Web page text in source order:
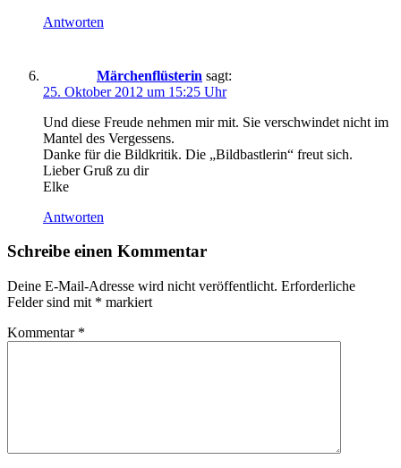
Antworten
Märchenflüsterin sagt:
25. Oktober 2012 um 15:25 Uhr
Und diese Freude nehmen mir mit. Sie verschwindet nicht im
Mantel des Vergessens.
Danke für die Bildkritik. Die „Bildbastlerin“ freut sich.
Lieber Gruß zu dir
Elke
Antworten
Schreibe einen Kommentar
Deine E-Mail-Adresse wird nicht veröffentlicht. Erforderliche
Felder sind mit * markiert
Kommentar *